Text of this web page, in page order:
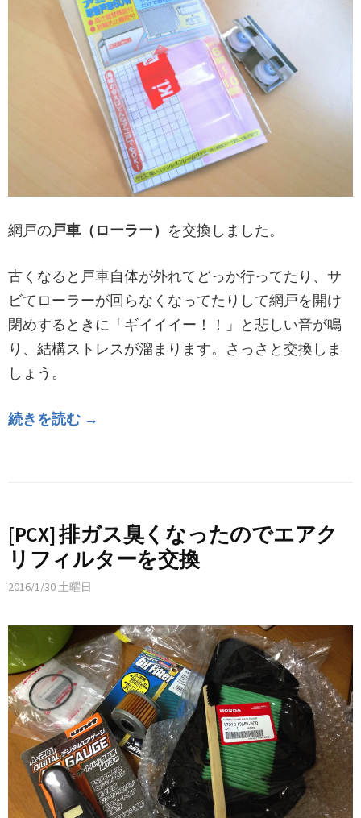
網戸の戸車（ローラー） を交換しました。
古くなると戸車自体が外れてどっか行ってたり、サ
ビてローラーが回らなくなってたりして網戸を開け
閉めするときに「ギイイイー！！」と悲しい音が鳴
り、結構ストレスが溜まります。さっさと交換しま
しょう。
続きを読む →
[PCX] 排ガス臭くなったのでエアク
リフィルターを交換
2016/1/30 土曜日